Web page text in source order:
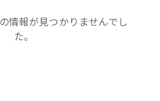
の情報が見つかりませんでし
た。